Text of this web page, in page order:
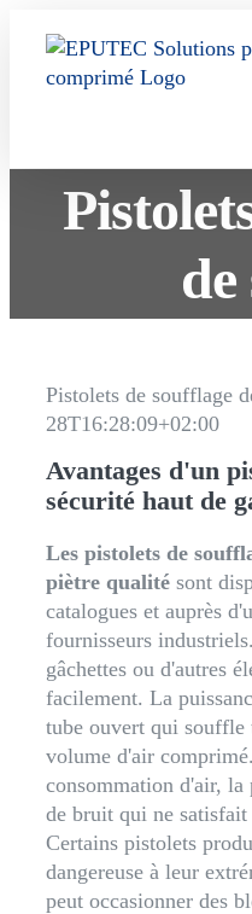
content
Pistolets de soufflage
28T16:28:09+02:00
Avantages d'un
sécurité haut de
Les pistolets de
piètre qualité sont
catalogues et auprès
fournisseurs
gâchettes ou d'autres
facilement. La
tube ouvert qui souffle
volume d'air
consommation d'air, la
de bruit qui ne
Certains pistolets
dangereuse à leur
peut occasionner des